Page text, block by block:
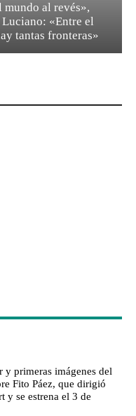
mundo al revés»,
«Entre el
tantas fronteras»
y primeras imágenes del
Fito Páez, que dirigió
y se estrena el 3 de